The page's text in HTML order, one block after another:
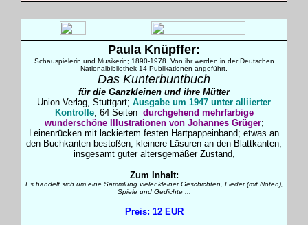
Paula Knüpffer:
Schauspielerin und Musikerin; 1890-1978. Von ihr werden in der Deutschen
Nationalbibliothek 14 Publikationen angeführt.
Das Kunterbuntbuch
für die Ganzkleinen und ihre Mütter
Union Verlag, Stuttgart; Ausgabe um 1947 unter alliierter
Kontrolle, 64 Seiten durchgehend mehrfarbige
wunderschöne Illustrationen von Johannes Grüger;
Leinenrücken mit lackiertem festen Hartpappeinband; etwas an
den Buchkanten bestoßen; kleinere Läsuren an den Blattkanten;
insgesamt guter altersgemäßer Zustand,
Zum Inhalt:
Es handelt sich um eine Sammlung vieler kleiner Geschichten, Lieder (mit Noten),
Spiele und Gedichte ...
Preis: 12 EUR